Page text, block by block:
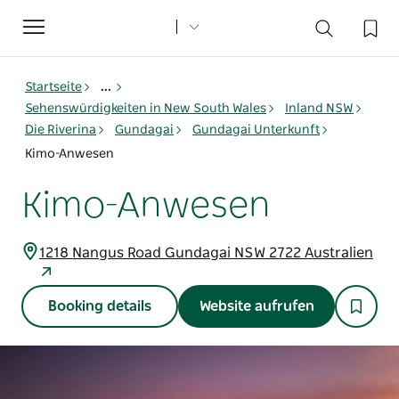
Toggle
navigation
Startseite
...
Sehenswürdigkeiten in New South Wales
Inland NSW
Die Riverina
Gundagai
Gundagai Unterkunft
Kimo-Anwesen
Kimo-Anwesen
1218 Nangus Road Gundagai NSW 2722 Australien
Booking details Website aufrufen